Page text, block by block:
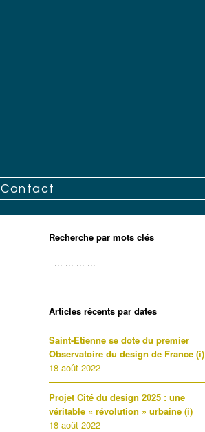
Contact
Recherche par mots clés
Articles récents par dates
Saint-Etienne se dote du premier
Observatoire du design de France (i)
18 août 2022
Projet Cité du design 2025 : une
véritable « révolution » urbaine (i)
18 août 2022